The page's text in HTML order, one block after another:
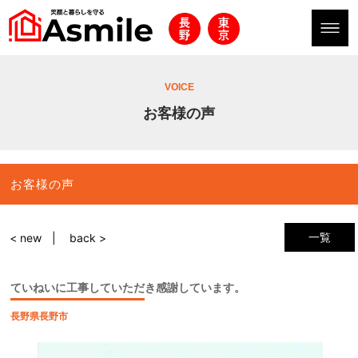
VOICE
お客様の声
お客様の声
一覧
< new back >
ていねいに工事していただき感謝しています。
長野県長野市